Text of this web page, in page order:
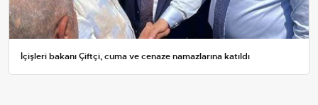
İçişleri bakanı Çiftçi, cuma ve cenaze namazlarına katıldı